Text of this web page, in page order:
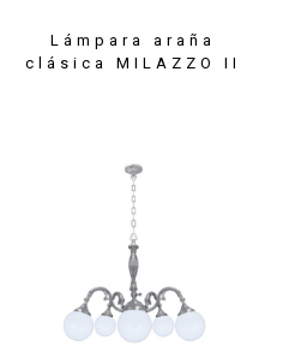
Lámpara araña
clásica MILAZZO II